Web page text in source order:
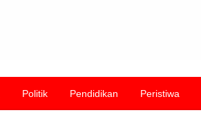
Politik Pendidikan Peristiwa